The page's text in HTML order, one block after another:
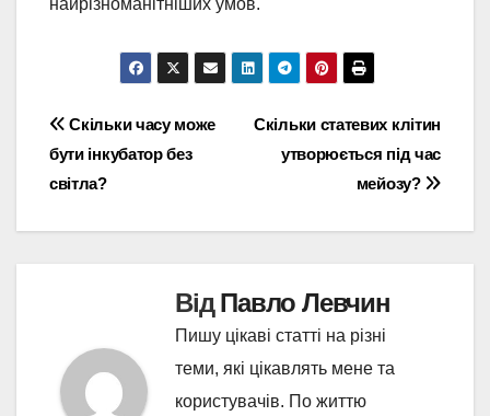
найрізноманітніших умов.
Навігація
записів
Скільки статевих клітин
утворюється під час
мейозу?
Скільки часу може
бути інкубатор без
світла?
ВідПавло Левчин
Пишу цікаві статті на різні
теми, які цікавлять мене та
користувачів. По життю